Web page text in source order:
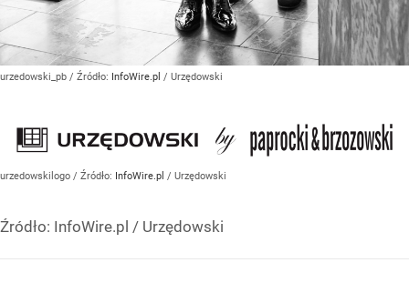
urzedowski_pb / Źródło: InfoWire.pl / Urzędowski
urzedowskilogo / Źródło: InfoWire.pl / Urzędowski
Źródło: InfoWire.pl / Urzędowski